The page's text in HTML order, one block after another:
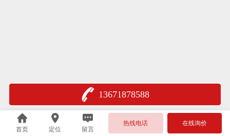
13671878588
首页 定位 留言
热线电话 在线询价